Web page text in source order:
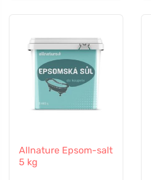
Allnature Epsom-salt
5 kg